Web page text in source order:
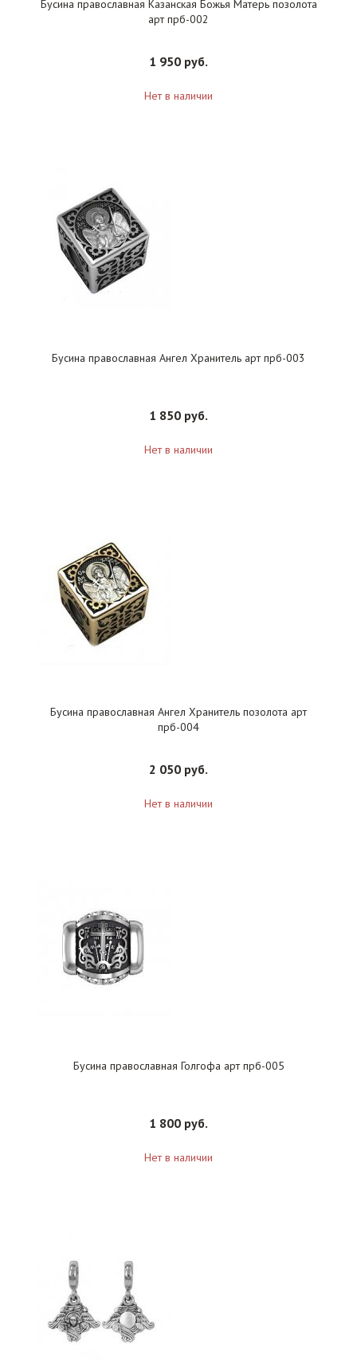
Бусина православная Казанская Божья Матерь позолота
арт прб-002
1 950 руб.
Нет в наличии
Бусина православная Ангел Хранитель арт прб-003
1 850 руб.
Нет в наличии
Бусина православная Ангел Хранитель позолота арт
прб-004
2 050 руб.
Нет в наличии
Бусина православная Голгофа арт прб-005
1 800 руб.
Нет в наличии